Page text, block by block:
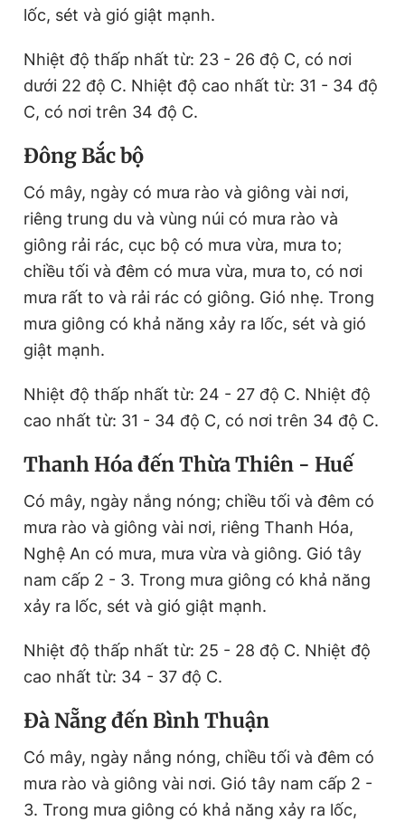
lốc, sét và gió giật mạnh.
Nhiệt độ thấp nhất từ: 23 - 26 độ C, có nơi
dưới 22 độ C. Nhiệt độ cao nhất từ: 31 - 34 độ
C, có nơi trên 34 độ C.
Đông Bắc bộ
Có mây, ngày có mưa rào và giông vài nơi,
riêng trung du và vùng núi có mưa rào và
giông rải rác, cục bộ có mưa vừa, mưa to;
chiều tối và đêm có mưa vừa, mưa to, có nơi
mưa rất to và rải rác có giông. Gió nhẹ. Trong
mưa giông có khả năng xảy ra lốc, sét và gió
giật mạnh.
Nhiệt độ thấp nhất từ: 24 - 27 độ C. Nhiệt độ
cao nhất từ: 31 - 34 độ C, có nơi trên 34 độ C.
Thanh Hóa đến Thừa Thiên - Huế
Có mây, ngày nắng nóng; chiều tối và đêm có
mưa rào và giông vài nơi, riêng Thanh Hóa,
Nghệ An có mưa, mưa vừa và giông. Gió tây
nam cấp 2 - 3. Trong mưa giông có khả năng
xảy ra lốc, sét và gió giật mạnh.
Nhiệt độ thấp nhất từ: 25 - 28 độ C. Nhiệt độ
cao nhất từ: 34 - 37 độ C.
Đà Nẵng đến Bình Thuận
Có mây, ngày nắng nóng, chiều tối và đêm có
mưa rào và giông vài nơi. Gió tây nam cấp 2 -
3. Trong mưa giông có khả năng xảy ra lốc,